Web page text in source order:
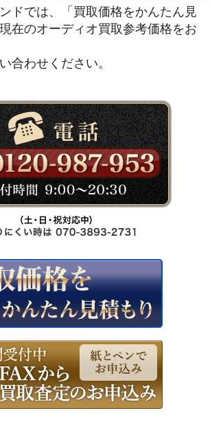
ドでは、「買取価格をかんたん見
在のオーディオ買取参考価格をお
合わせください。